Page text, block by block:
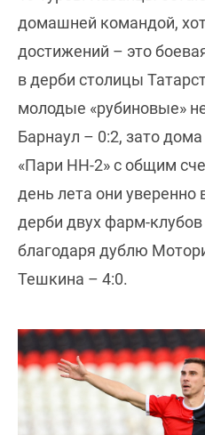
домашней командой,
достижений – это
в дерби столицы
молодые «рубиновые»
Барнаул – 0:2, зато дома
«Пари НН-2» с общим
день лета они
дерби двух фарм-
благодаря дублю
Тешкина – 4:0.